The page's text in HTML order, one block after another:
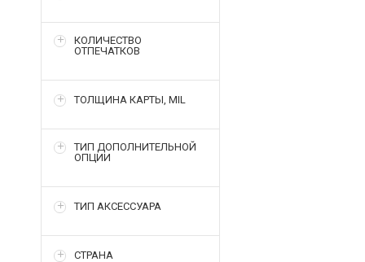
КОЛИЧЕСТВО
ОТПЕЧАТКОВ
ТОЛЩИНА КАРТЫ, MIL
ТИП ДОПОЛНИТЕЛЬНОЙ
ОПЦИИ
ТИП АКСЕССУАРА
СТРАНА